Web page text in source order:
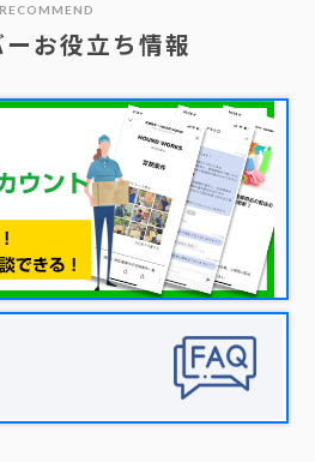
RECOMMEND
ーお役立ち情報